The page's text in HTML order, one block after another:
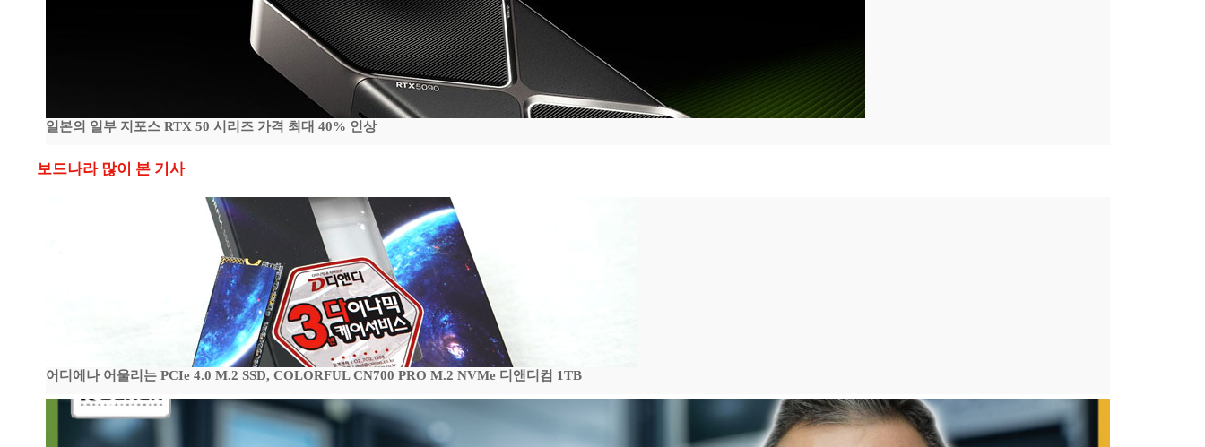
일본의 일부 지포스 RTX 50 시리즈 가격 최대 40% 인상
보드나라 많이 본 기사
어디에나 어울리는 PCIe 4.0 M.2 SSD, COLORFUL CN700 PRO M.2 NVMe 디앤디컴 1TB